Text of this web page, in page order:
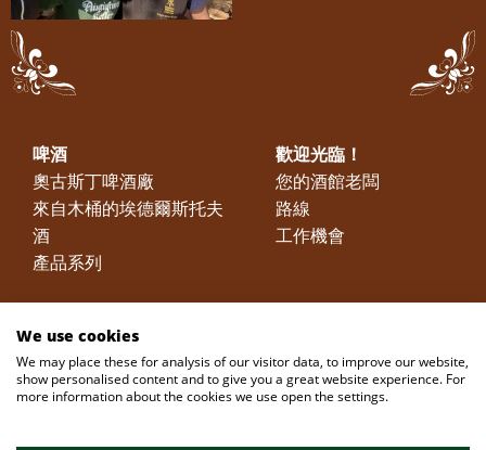
啤酒
奧古斯丁啤酒廠
來自木桶的埃德爾斯托夫
酒
產品系列
歡迎光臨！
您的酒館老闆​
路線
工作機會
傳統
歷史與故事
歷史
啤酒花園
我們的牧羊車
360° 環景圖
We use cookies
We may place these for analysis of our visitor data, to improve our website,
show personalised content and to give you a great website experience. For
more information about the cookies we use open the settings.